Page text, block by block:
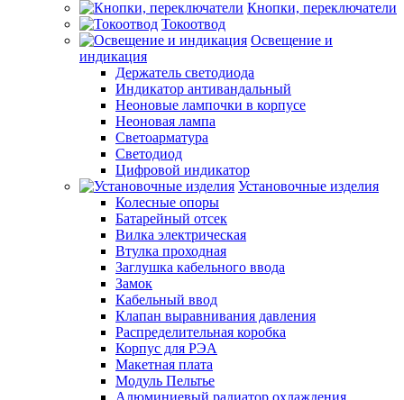
Кнопки, переключатели
Токоотвод
Освещение и
индикация
Держатель светодиода
Индикатор антивандальный
Неоновые лампочки в корпусе
Неоновая лампа
Светоарматура
Светодиод
Цифровой индикатор
Установочные изделия
Колесные опоры
Батарейный отсек
Вилка электрическая
Втулка проходная
Заглушка кабельного ввода
Замок
Кабельный ввод
Клапан выравнивания давления
Распределительная коробка
Корпус для РЭА
Макетная плата
Модуль Пельтье
Алюминиевый радиатор охлаждения